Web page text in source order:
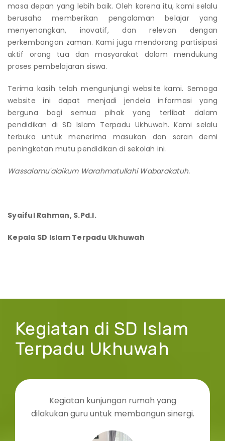
masa depan yang lebih baik. Oleh karena itu, kami selalu
berusaha memberikan pengalaman belajar yang
menyenangkan, inovatif, dan relevan dengan
perkembangan zaman. Kami juga mendorong partisipasi
aktif orang tua dan masyarakat dalam mendukung
proses pembelajaran siswa.
Terima kasih telah mengunjungi website kami. Semoga
website ini dapat menjadi jendela informasi yang
berguna bagi semua pihak yang terlibat dalam
pendidikan di SD Islam Terpadu Ukhuwah. Kami selalu
terbuka untuk menerima masukan dan saran demi
peningkatan mutu pendidikan di sekolah ini.
Wassalamu'alaikum Warahmatullahi Wabarakatuh.
Syaiful Rahman, S.Pd.I.
Kepala SD Islam Terpadu Ukhuwah
Kegiatan di SD Islam
Terpadu Ukhuwah
Kegiatan kunjungan rumah yang
dilakukan guru untuk membangun sinergi.